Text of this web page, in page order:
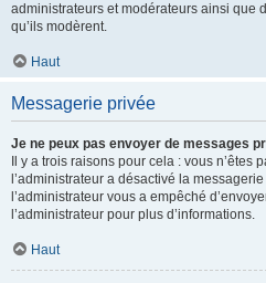
administrateurs et modérateurs ainsi que
qu’ils modèrent.
Haut
Messagerie privée
Je ne peux pas envoyer de messages
Il y a trois raisons pour cela : vous n’êtes
l’administrateur a désactivé la
l’administrateur vous a empêché
l’administrateur pour plus d’informations.
Haut